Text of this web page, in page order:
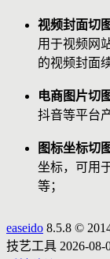
视频封面切
用于视频网
的视频封面
电商图片切
抖音等平台
图标坐标切
坐标，可用
等；
easeido 8.5.8 ©
技艺工具 2026-08-